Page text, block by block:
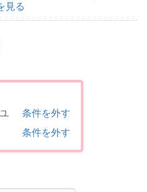
見る
ユ
条件を外す
条件を外す